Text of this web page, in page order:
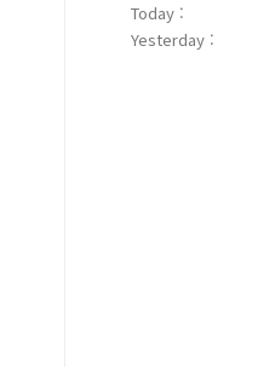
Today :
Yesterday :